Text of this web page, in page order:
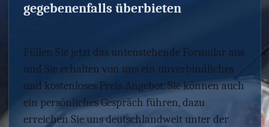
gegebenenfalls überbieten
Füllen Sie jetzt das untenstehende Formular aus
und Sie erhalten von uns ein unverbindliches
und kostenloses Preis-Angebot. Sie können auch
ein persönliches Gespräch führen, dazu
erreichen Sie uns deutschlandweit unter der